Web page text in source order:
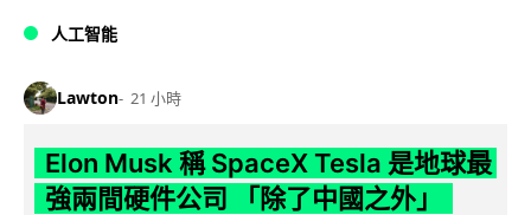
人工智能
Lawton 21 小時
Elon Musk 稱 SpaceX Tesla 是地球最
強兩間硬件公司 「除了中國之外」